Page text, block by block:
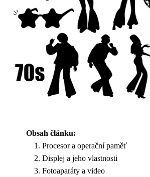
Obsah článku:
Procesor a operační paměť
Displej a jeho vlastnosti
Fotoaparáty a video